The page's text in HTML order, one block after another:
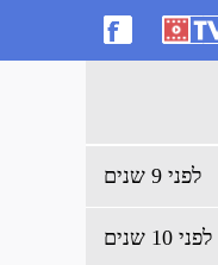
לפני 9 שנים
לפני 10 שנים